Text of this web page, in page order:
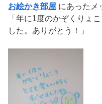
お絵かき部屋 にあったメ
「年に1度のかぞくりょ
した。ありがとう！」